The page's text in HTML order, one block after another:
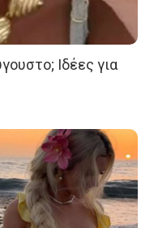
Ιδέες για